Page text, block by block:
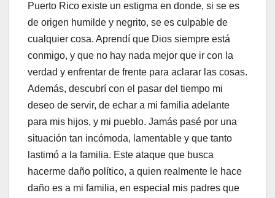
Puerto Rico existe un estigma en donde, si se es
de origen humilde y negrito, se es culpable de
cualquier cosa. Aprendí que Dios siempre está
conmigo, y que no hay nada mejor que ir con la
verdad y enfrentar de frente para aclarar las cosas.
Además, descubrí con el pasar del tiempo mi
deseo de servir, de echar a mi familia adelante
para mis hijos, y mi pueblo. Jamás pasé por una
situación tan incómoda, lamentable y que tanto
lastimó a la familia. Este ataque que busca
hacerme daño político, a quien realmente le hace
daño es a mi familia, en especial mis padres que